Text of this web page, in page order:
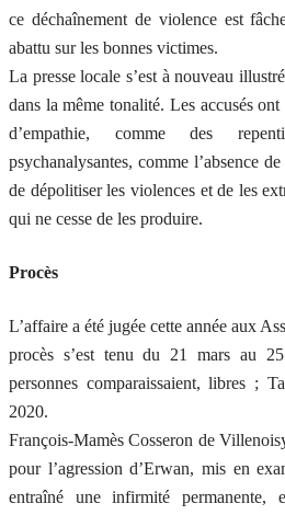
ce déchaînement de violence est
abattu sur les bonnes victimes.
La presse locale s’est à nouveau
dans la même tonalité. Les accusés
d’empathie, comme des
psychanalysantes, comme l’absence
de dépolitiser les violences et de les
qui ne cesse de les produire.
Procès
L’affaire a été jugée cette année aux
procès s’est tenu du 21 mars au
personnes comparaissaient, libres ;
2020.
François-Mamès Cosseron de
pour l’agression d’Erwan, mis en
entraîné une infirmité permanente,